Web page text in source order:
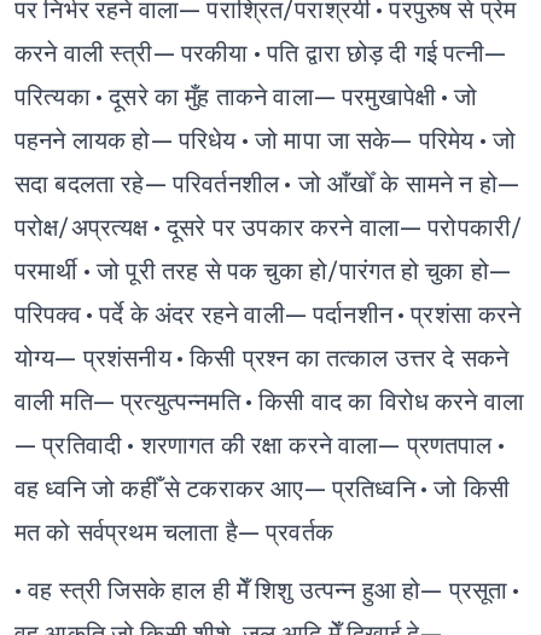
पर निर्भर रहने वाला— पराश्रित/पराश्रयी • परपुरुष से प्रेम
करने वाली स्त्री— परकीया • पति द्वारा छोड़ दी गई पत्नी—
परित्यका • दूसरे का मुँह ताकने वाला— परमुखापेक्षी • जो
पहनने लायक हो— परिधेय • जो मापा जा सके— परिमेय • जो
सदा बदलता रहे— परिवर्तनशील • जो आँखोँ के सामने न हो—
परोक्ष/अप्रत्यक्ष • दूसरे पर उपकार करने वाला— परोपकारी/
परमार्थी • जो पूरी तरह से पक चुका हो/पारंगत हो चुका हो—
परिपक्व • पर्दे के अंदर रहने वाली— पर्दानशीन • प्रशंसा करने
योग्य— प्रशंसनीय • किसी प्रश्न का तत्काल उत्तर दे सकने
वाली मति— प्रत्युत्पन्नमति • किसी वाद का विरोध करने वाला
— प्रतिवादी • शरणागत की रक्षा करने वाला— प्रणतपाल •
वह ध्वनि जो कहीँ से टकराकर आए— प्रतिध्वनि • जो किसी
मत को सर्वप्रथम चलाता है— प्रवर्तक
• वह स्त्री जिसके हाल ही मेँ शिशु उत्पन्न हुआ हो— प्रसूता •